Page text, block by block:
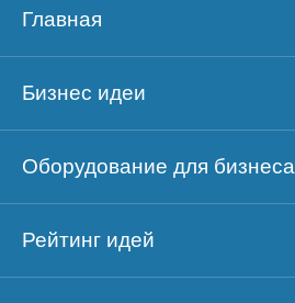
Главная
Бизнес идеи
Оборудование для бизнеса
Рейтинг идей